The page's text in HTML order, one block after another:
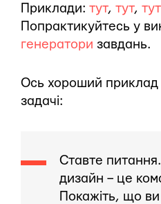
Приклади: тут, тут, тут
Попрактикуйтесь у
генератори завдань.
Ось хороший приклад
задачі:
Ставте
дизайн – це
Покажіть, що ви